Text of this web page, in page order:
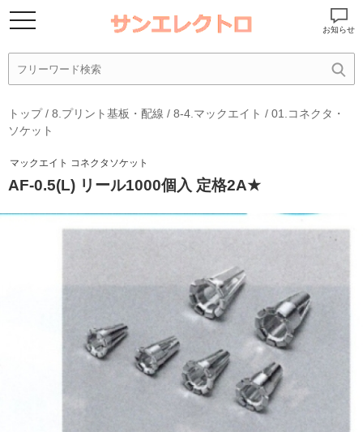
お知らせ
トップ/ 8.プリント基板・配線 / 8-4.マックエイト / 01.コネクタ・
ソケット
マックエイト コネクタソケット
AF-0.5(L) リール1000個入 定格2A★